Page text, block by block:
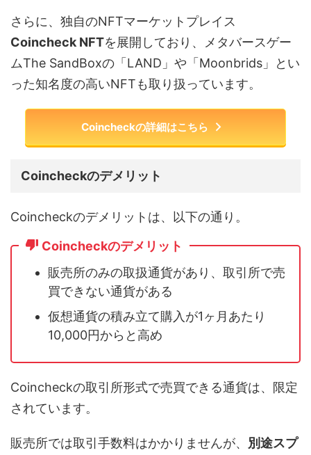
さらに、独自のNFTマーケットプレイス
Coincheck NFTを展開しており、メタバースゲー
ムThe SandBoxの「LAND」や「Moonbrids」とい
った知名度の高いNFTも取り扱っています。
Coincheckの詳細はこちら
Coincheckのデメリット
Coincheckのデメリットは、以下の通り。
Coincheckのデメリット
販売所のみの取扱通貨があり、取引所で売
買できない通貨がある
仮想通貨の積み立て購入が1ヶ月あたり
10,000円からと高め
Coincheckの取引所形式で売買できる通貨は、限定
されています。
販売所では取引手数料はかかりませんが、 別途スプ